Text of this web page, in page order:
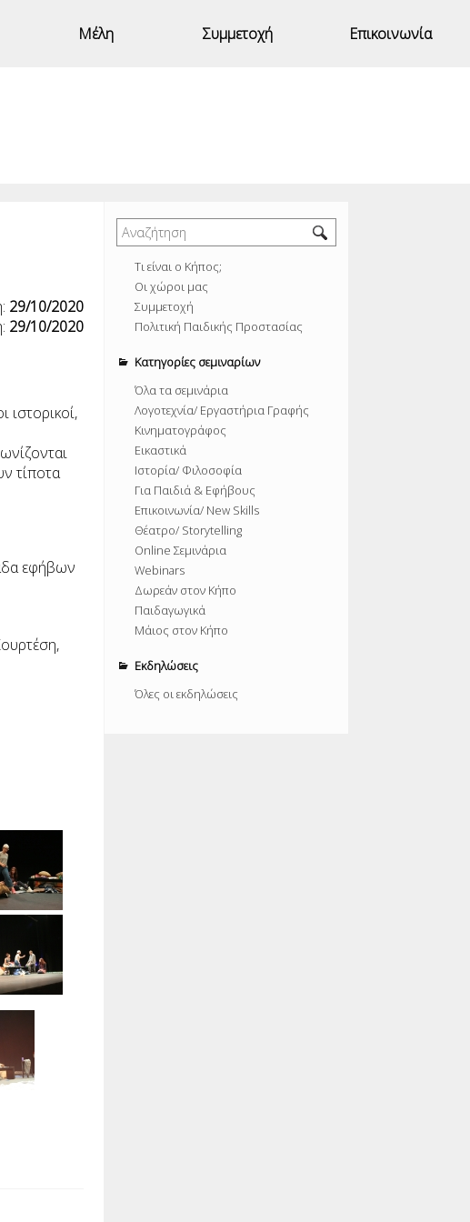
Μέλη Συμμετοχή Επικοινωνία
29/10/2020
29/10/2020
ιστορικοί,
τίποτα
εφήβων
Τι είναι ο Κήπος;
Οι χώροι μας
Συμμετοχή
Πολιτική Παιδικής Προστασίας
Κατηγορίες σεμιναρίων
Όλα τα σεμινάρια
Λογοτεχνία/ Εργαστήρια Γραφής
Κινηματογράφος
Εικαστικά
Ιστορία/ Φιλοσοφία
Για Παιδιά & Εφήβους
Επικοινωνία/ New Skills
Θέατρο/ Storytelling
Online Σεμινάρια
Webinars
Δωρεάν στον Κήπο
Παιδαγωγικά
Μάιος στον Κήπο
Εκδηλώσεις
Όλες οι εκδηλώσεις